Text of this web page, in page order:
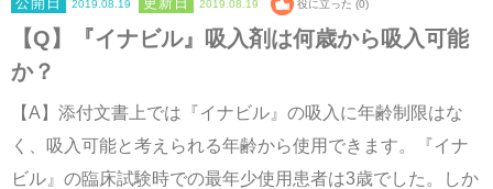
2019.08.19 2019.08.19 役に立った (0)
【Q】『イナビル』吸入剤は何歳から吸入可能
か？
【A】添付文書上では『イナビル』の吸入に年齢制限はな
く、吸入可能と考えられる年齢から使用できます。『イナ
ビル』の臨床試験時での最年少使用患者は3歳でした。しか